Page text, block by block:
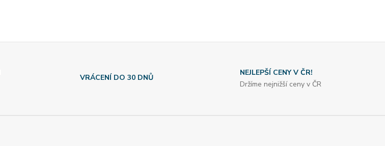
VRÁCENÍ DO 30 DNŮ
NEJLEPŠÍ CENY V ČR!
Držíme nejnižší ceny v ČR